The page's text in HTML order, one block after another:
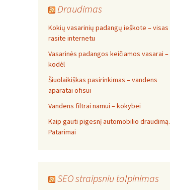
Draudimas
Kokių vasarinių padangų ieškote – visas
rasite internetu
Vasarinės padangos keičiamos vasarai –
kodėl
Šiuolaikiškas pasirinkimas – vandens
aparatai ofisui
Vandens filtrai namui – kokybei
Kaip gauti pigesnį automobilio draudimą.
Patarimai
SEO straipsniu talpinimas